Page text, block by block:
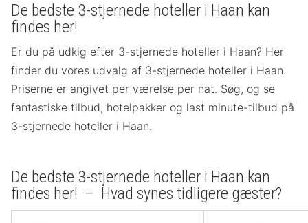
De bedste 3-stjernede hoteller i Haan kan
findes her!
Er du på udkig efter 3-stjernede hoteller i Haan? Her
finder du vores udvalg af 3-stjernede hoteller i Haan.
Priserne er angivet per værelse per nat. Søg, og se
fantastiske tilbud, hotelpakker og last minute-tilbud på
3-stjernede hoteller i Haan.
De bedste 3-stjernede hoteller i Haan kan
findes her! – Hvad synes tidligere gæster?